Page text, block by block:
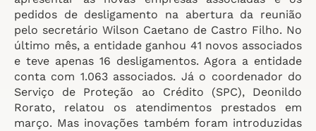
pedidos de desligamento na abertura da reunião
pelo secretário Wilson Caetano de Castro Filho. No
último mês, a entidade ganhou 41 novos associados
e teve apenas 16 desligamentos. Agora a entidade
conta com 1.063 associados. Já o coordenador do
Serviço de Proteção ao Crédito (SPC), Deonildo
Rorato, relatou os atendimentos prestados em
março. Mas inovações também foram introduzidas